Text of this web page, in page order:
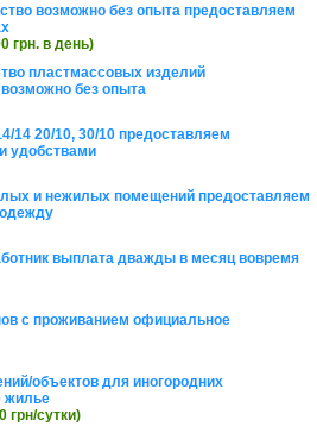
возможно без опыта предоставляем
грн. в день)
пластмассовых изделий
без опыта
14 20/10, 30/10 предоставляем
удобствами
и нежилых помещений предоставляем
выплата дважды в месяц вовремя
с проживанием официальное
объектов для иногородних
жилье
грн/сутки)